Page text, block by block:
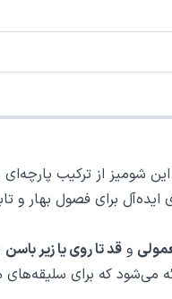
شومیز از ترکیب پارچه‌ای
ایده‌آل برای فصول بهار و
و قد تا روی یا زیر باسن
می‌شود که برای